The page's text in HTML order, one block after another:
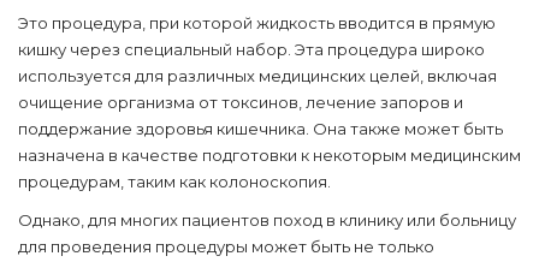
Это процедура, при которой жидкость вводится в прямую
кишку через специальный набор. Эта процедура широко
используется для различных медицинских целей, включая
очищение организма от токсинов, лечение запоров и
поддержание здоровья кишечника. Она также может быть
назначена в качестве подготовки к некоторым медицинским
процедурам, таким как колоноскопия.
Однако, для многих пациентов поход в клинику или больницу
для проведения процедуры может быть не только